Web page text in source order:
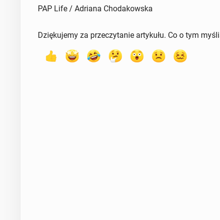
PAP Life / Adriana Chodakowska
Dziękujemy za przeczytanie artykułu. Co o tym